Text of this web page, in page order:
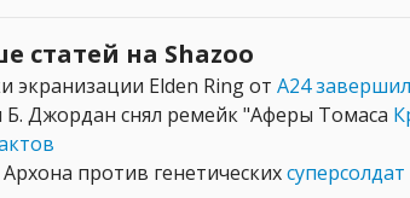
статей на Shazoo
экранизации Elden Ring от A24
Джордан снял ремейк "Аферы Томаса
против генетических